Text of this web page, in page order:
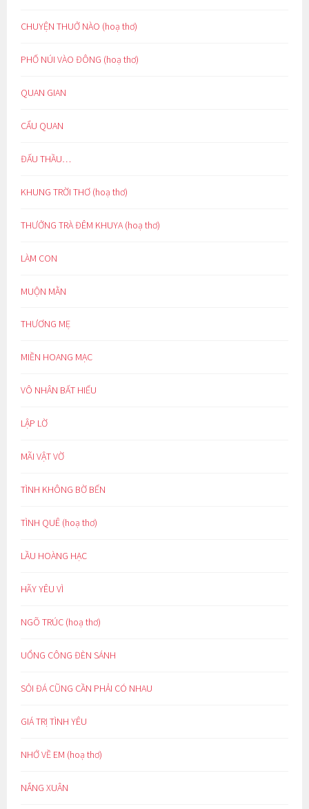
CHUYỆN THUỞ NÀO (hoạ thơ)
PHỐ NÚI VÀO ĐÔNG (hoạ thơ)
QUAN GIAN
CẨU QUAN
ĐẤU THẦU…
KHUNG TRỜI THƠ (hoạ thơ)
THƯỞNG TRÀ ĐÊM KHUYA (hoạ thơ)
LÀM CON
MUỘN MẰN
THƯƠNG MẸ
MIỀN HOANG MẠC
VÔ NHÂN BẤT HIẾU
LẬP LỜ
MÃI VẬT VỜ
TÌNH KHÔNG BỜ BẾN
TÌNH QUÊ (hoạ thơ)
LẦU HOÀNG HẠC
HÃY YÊU VÌ
NGÕ TRÚC (hoạ thơ)
UỔNG CÔNG ĐÈN SÁNH
SỎI ĐÁ CŨNG CẦN PHẢI CÓ NHAU
GIÁ TRỊ TÌNH YÊU
NHỚ VỀ EM (hoạ thơ)
NẮNG XUÂN